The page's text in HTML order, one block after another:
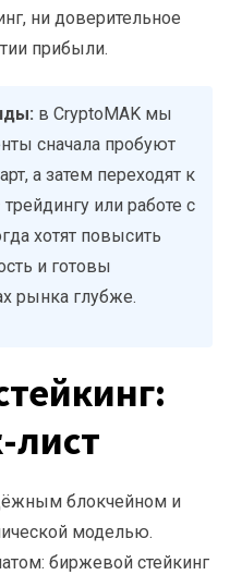
ни доверительное
прибыли.
в CryptoMAK мы
сначала пробуют
а затем переходят к
или работе с
хотят повысить
и готовы
рынка глубже.
лист
блокчейном и
моделью.
биржевой стейкинг